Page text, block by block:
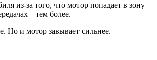
из-за того, что мотор попадает в зону
– тем более.
Но и мотор завывает сильнее.